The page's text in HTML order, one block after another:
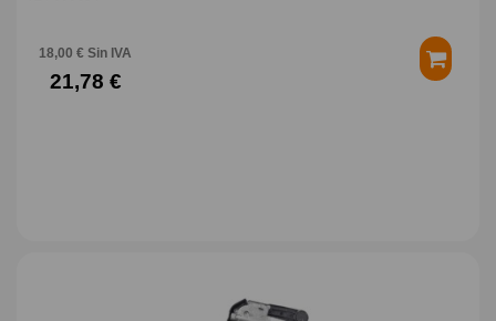
18,00 € Sin IVA
21,78 €